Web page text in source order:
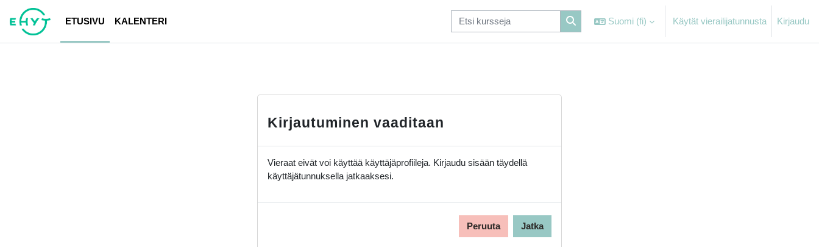
Siirry pääsisältöön
ETUSIVU
KALENTERI Suomi ‎(fi)‎ Käytät vierailijatunnusta Kirjaudu
Kirjautuminen vaaditaan
Vieraat eivät voi käyttää käyttäjäprofiileja. Kirjaudu sisään täydellä
käyttäjätunnuksella jatkaaksesi.
Peruuta Jatka